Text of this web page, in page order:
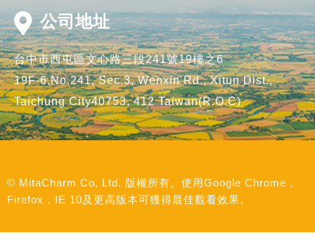
公司地址
台中市西屯區文心路三段241號19樓之6
19F-6,No.241, Sec.3, Wenxin Rd., Xitun Dist.,
Taichung City40753, 412 Taiwan(R.O.C)
© MitaCharm Co, Ltd. 版權所有。使用Google Chrome，
Firefox，IE 10及更高版本可獲得最佳觀看效果。